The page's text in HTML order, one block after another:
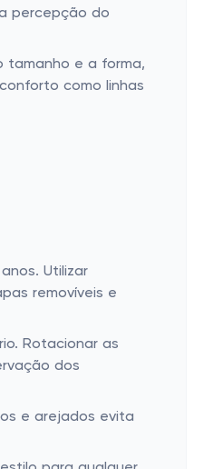
percepção do
tamanho e a forma,
como linhas
Utilizar
removíveis e
Rotacionar as
dos
e arejados evita